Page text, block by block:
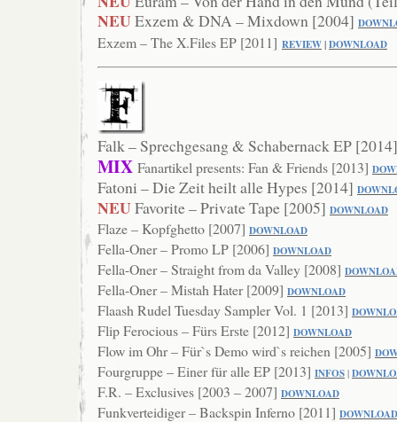
NEUExzem & DNA – Mixdown [2004]
Exzem – The X.Files EP [2011] REVIEW|DOWNLOAD
Falk – Sprechgesang & Schabernack EP
MIX Fanartikel presents: Fan & Friends [2013]
Fatoni – Die Zeit heilt alle Hypes [2014]
NEUFavorite – Private Tape [2005] DOWNLOAD
Flaze – Kopfghetto [2007] DOWNLOAD
Fella-Oner – Promo LP [2006] DOWNLOAD
Fella-Oner – Straight from da Valley [2008]
Fella-Oner – Mistah Hater [2009] DOWNLOAD
Flaash Rudel Tuesday Sampler Vol. 1 [2013] DOWN
Flip Ferocious – Fürs Erste [2012] DOWNLOAD
Flow im Ohr – Für`s Demo wird`s reichen [2005]
Fourgruppe – Einer für alle EP [2013] INFOS |
F.R. – Exclusives [2003 – 2007] DOWNLOAD
Funkverteidiger – Backspin Inferno [2011] DOWNLOAD